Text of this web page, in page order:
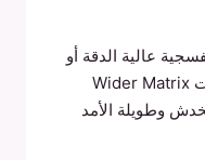
عالية الدقة أو
تكنولوجيا الصباغ التسامي ، تنتج آلات Wider Matrix
وطويلة الأمد